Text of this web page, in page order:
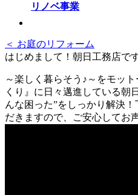
＜ お庭のリフォーム
はじめまして！朝日工務店です
～楽しく暮らそう♪～をモッ
くり』に日々邁進している朝
んな困った”をしっかり解決
だきますので、ご安心してお